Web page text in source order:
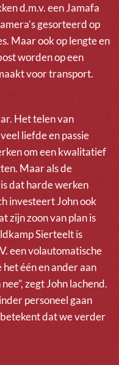
d.m.v. een Jamafa
gesorteerd op
Maar ook op lengte en
worden op een
voor transport.
Het telen van
liefde en passie
om een kwalitatief
Maar als de
dat harde werken
investeert John ook
zijn zoon van plan is
Sierteelt is
een volautomatische
één en ander aan
zegt John lachend.
personeel gaan
dat we verder